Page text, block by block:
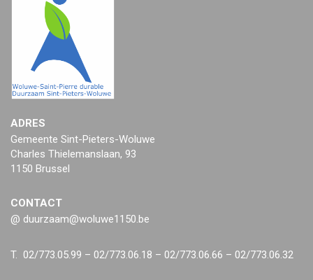
ADRES
Gemeente Sint-Pieters-Woluwe
Charles Thielemanslaan, 93
1150 Brussel
CONTACT
@ duurzaam@woluwe1150.be
T. 02/773.05.99 – 02/773.06.18 – 02/773.06.66 – 02/773.06.32